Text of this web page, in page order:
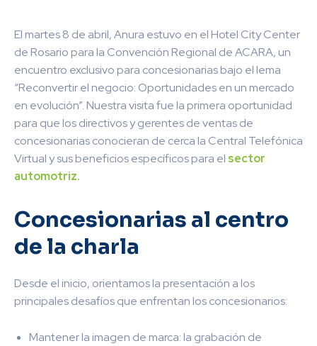
El martes 8 de abril, Anura estuvo en el Hotel City Center
de Rosario para la Convención Regional de ACARA, un
encuentro exclusivo para concesionarias bajo el lema
“Reconvertir el negocio: Oportunidades en un mercado
en evolución”. Nuestra visita fue la primera oportunidad
para que los directivos y gerentes de ventas de
concesionarias conocieran de cerca la Central Telefónica
Virtual y sus beneficios específicos para el sector
automotriz.
Concesionarias al centro
de la charla
Desde el inicio, orientamos la presentación a los
principales desafíos que enfrentan los concesionarios:
Mantener la imagen de marca: la grabación de